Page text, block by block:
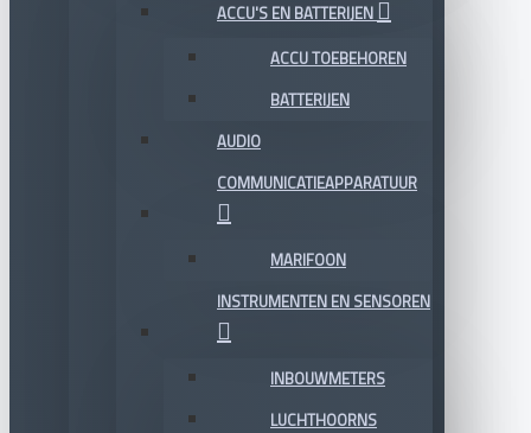
ACCU'S EN BATTERIJEN
ACCU TOEBEHOREN
BATTERIJEN
AUDIO
COMMUNICATIEAPPARATUUR
MARIFOON
INSTRUMENTEN EN SENSOREN
INBOUWMETERS
LUCHTHOORNS